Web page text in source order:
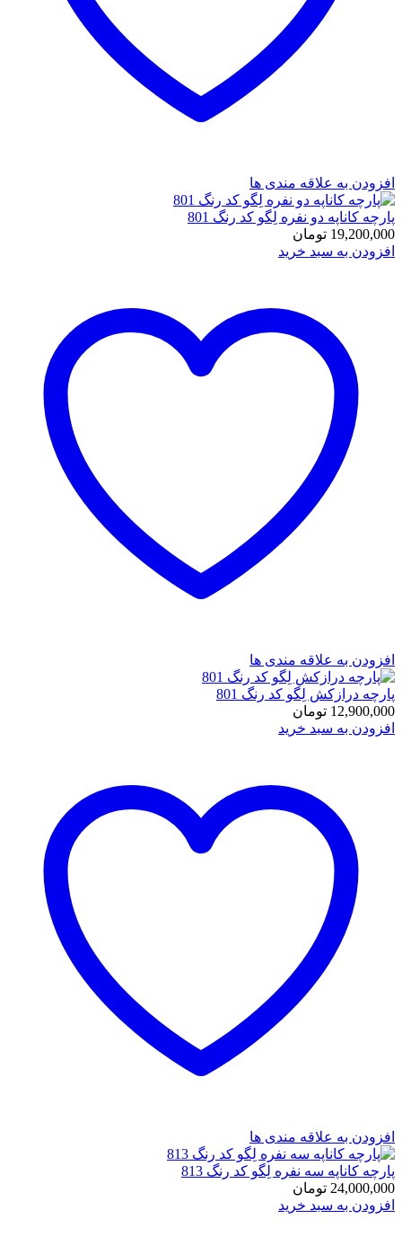
افزودن به علاقه مندی ها
پارچه کاناپه دو نفره لِگو کد رنگ 801
19,200,000 تومان
افزودن به سبد خرید
افزودن به علاقه مندی ها
پارچه درازکش لِگو کد رنگ 801
12,900,000 تومان
افزودن به سبد خرید
افزودن به علاقه مندی ها
پارچه کاناپه سه نفره لِگو کد رنگ 813
24,000,000 تومان
افزودن به سبد خرید